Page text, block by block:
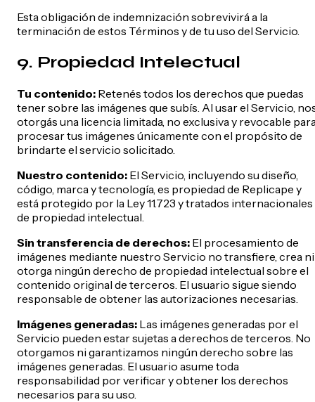
Esta obligación de indemnización sobrevivirá a la
terminación de estos Términos y de tu uso del Servicio.
9. Propiedad Intelectual
Tu contenido: Retenés todos los derechos que puedas
tener sobre las imágenes que subís. Al usar el Servicio,
otorgás una licencia limitada, no exclusiva y revocable
procesar tus imágenes únicamente con el propósito de
brindarte el servicio solicitado.
Nuestro contenido: El Servicio, incluyendo su diseño,
código, marca y tecnología, es propiedad de Replicape y
está protegido por la Ley 11.723 y tratados internacionales
de propiedad intelectual.
Sin transferencia de derechos: El procesamiento de
imágenes mediante nuestro Servicio no transfiere, crea ni
otorga ningún derecho de propiedad intelectual sobre el
contenido original de terceros. El usuario sigue siendo
responsable de obtener las autorizaciones necesarias.
Imágenes generadas: Las imágenes generadas por el
Servicio pueden estar sujetas a derechos de terceros. No
otorgamos ni garantizamos ningún derecho sobre las
imágenes generadas. El usuario asume toda
responsabilidad por verificar y obtener los derechos
necesarios para su uso.